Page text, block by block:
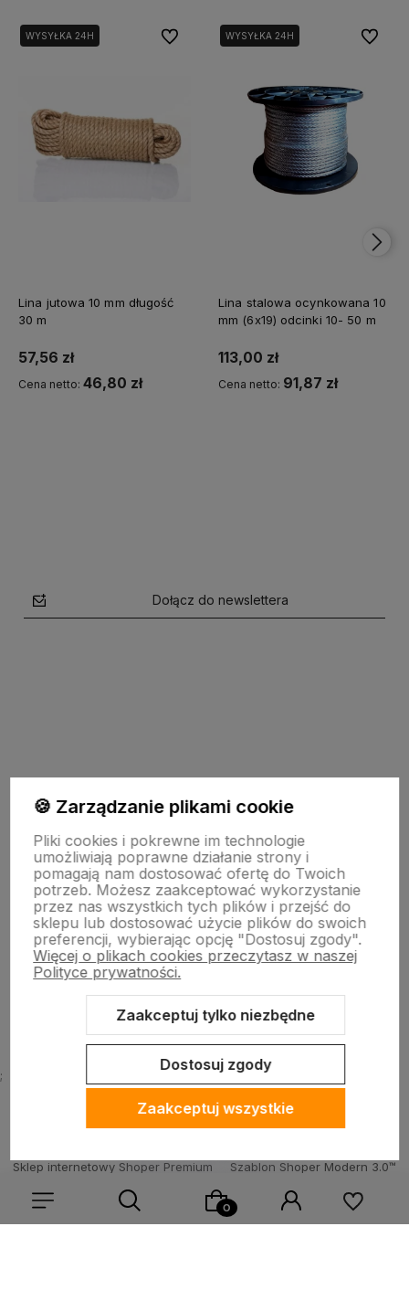
WYSYŁKA 24H
Lina jutowa 10 mm długość
30 m
57,56 zł
Cena netto: 46,80 zł
Do ulubionychWYSYŁKA 24H
Lina stalowa ocynkowana 10
mm (6x19) odcinki 10- 50 m
113,00 zł
Cena netto: 91,87 zł
Do
Dołącz do newslettera
Moje konto
Płatności i dostawa
Informacje
;
Sklep internetowy Shoper Premium
Szablon Shoper Modern 3.0™
🍪 Zarządzanie plikami cookie
Pliki cookies i pokrewne im technologie
umożliwiają poprawne działanie strony i
pomagają nam dostosować ofertę do Twoich
potrzeb. Możesz zaakceptować wykorzystanie
przez nas wszystkich tych plików i przejść do
sklepu lub dostosować użycie plików do swoich
preferencji, wybierając opcję "Dostosuj zgody".
Więcej o plikach cookies przeczytasz w naszej
Polityce prywatności.
Zaakceptuj tylko niezbędne
Dostosuj zgody
Zaakceptuj wszystkie